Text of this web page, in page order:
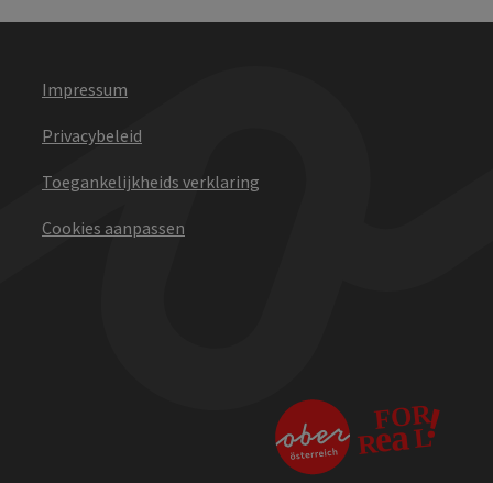
Impressum
Privacybeleid
Toegankelijkheids verklaring
Cookies aanpassen